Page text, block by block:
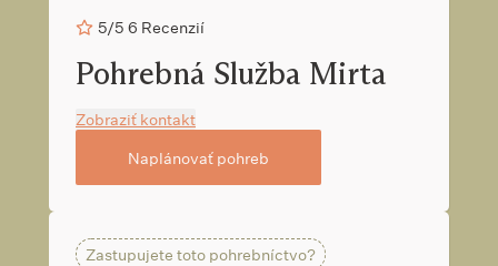
5/5 6 Recenzií
Pohrebná Služba Mirta
Zobraziť kontakt
Naplánovať pohreb
Zastupujete toto pohrebníctvo?